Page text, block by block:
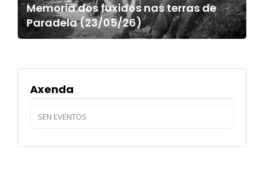
Memoria dos fuxidos nas terras de
Paradela (23/05/26)
Axenda
SEN EVENTOS